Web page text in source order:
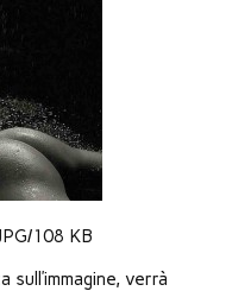
108 KB
sull’immagine, verrà